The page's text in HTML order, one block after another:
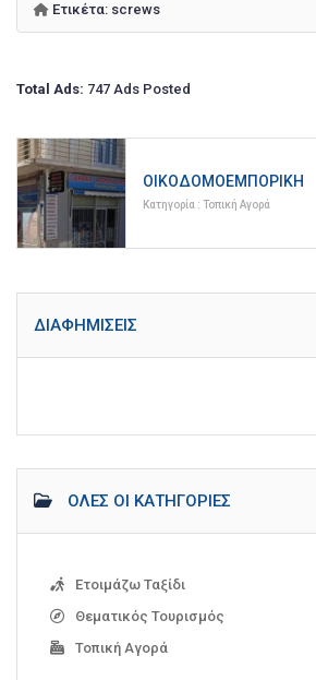
Ετικέτα: screws
Total Ads: 747 Ads Posted
ΟΙΚΟΔΟΜΟΕΜΠΟΡΙΚΉ
Κατηγορία : Τοπική Αγορά
ΔΙΑΦΗΜΊΣΕΙΣ
ΌΛΕΣ ΟΙ ΚΑΤΗΓΟΡΊΕΣ
Ετοιμάζω Ταξίδι
Θεματικός Τουρισμός
Τοπική Αγορά